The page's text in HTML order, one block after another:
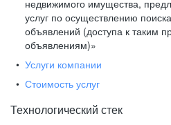
недвижимого имущества,
услуг по осуществлению
объявлений (доступа к таким
объявлениям)»
Услуги компании
Стоимость услуг
Технологический стек